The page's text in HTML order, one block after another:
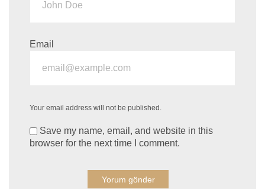
Email
Your email address will not be published.
Save my name, email, and website in this
browser for the next time I comment.